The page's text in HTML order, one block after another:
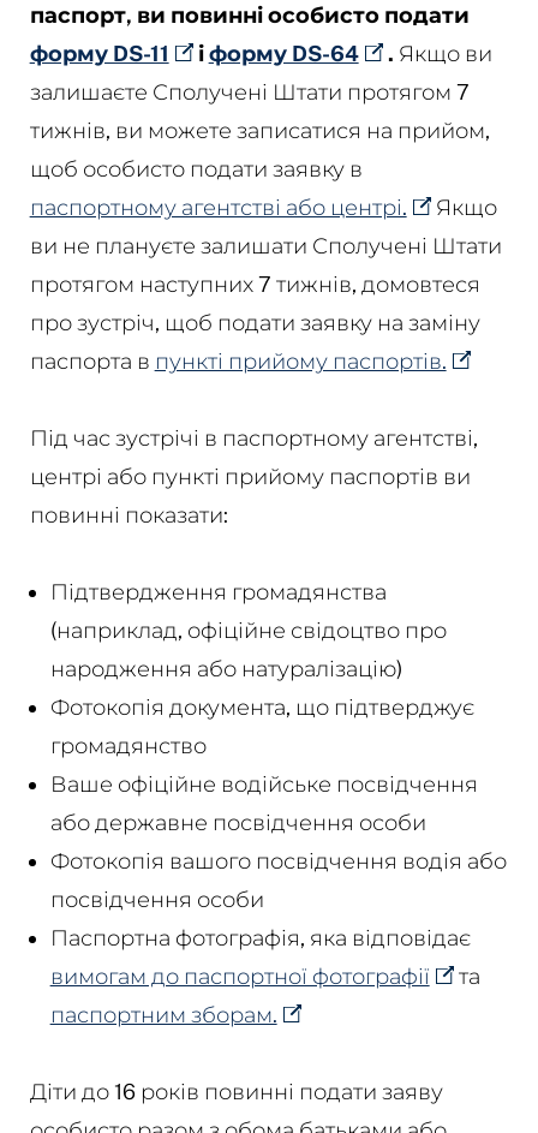
паспорт, ви повинні особисто подати
форму DS-11
іформу DS-64 . Якщо ви
залишаєте Сполучені Штати протягом 7
тижнів, ви можете записатися на прийом,
щоб особисто подати заявку в
паспортному агентстві або центрі.
Якщо
ви не плануєте залишати Сполучені Штати
протягом наступних 7 тижнів, домовтеся
про зустріч, щоб подати заявку на заміну
паспорта в пункті прийому паспортів.
Під час зустрічі в паспортному агентстві,
центрі або пункті прийому паспортів ви
повинні показати:
Підтвердження громадянства
(наприклад, офіційне свідоцтво про
народження або натуралізацію)
Фотокопія документа, що підтверджує
громадянство
Ваше офіційне водійське посвідчення
або державне посвідчення особи
Фотокопія вашого посвідчення водія або
посвідчення особи
Паспортна фотографія, яка відповідає
вимогам до паспортної фотографії
та
паспортним зборам.
Діти до 16 років повинні подати заяву